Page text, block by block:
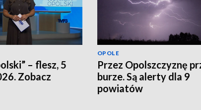
– flesz, 5
Zobacz
OPOLE
Przez Opolszczyznę
burze. Są alerty dla 9
powiatów